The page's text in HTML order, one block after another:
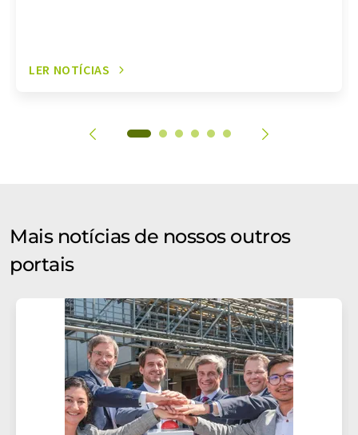
LER NOTÍCIAS
Mais notícias de nossos outros
portais